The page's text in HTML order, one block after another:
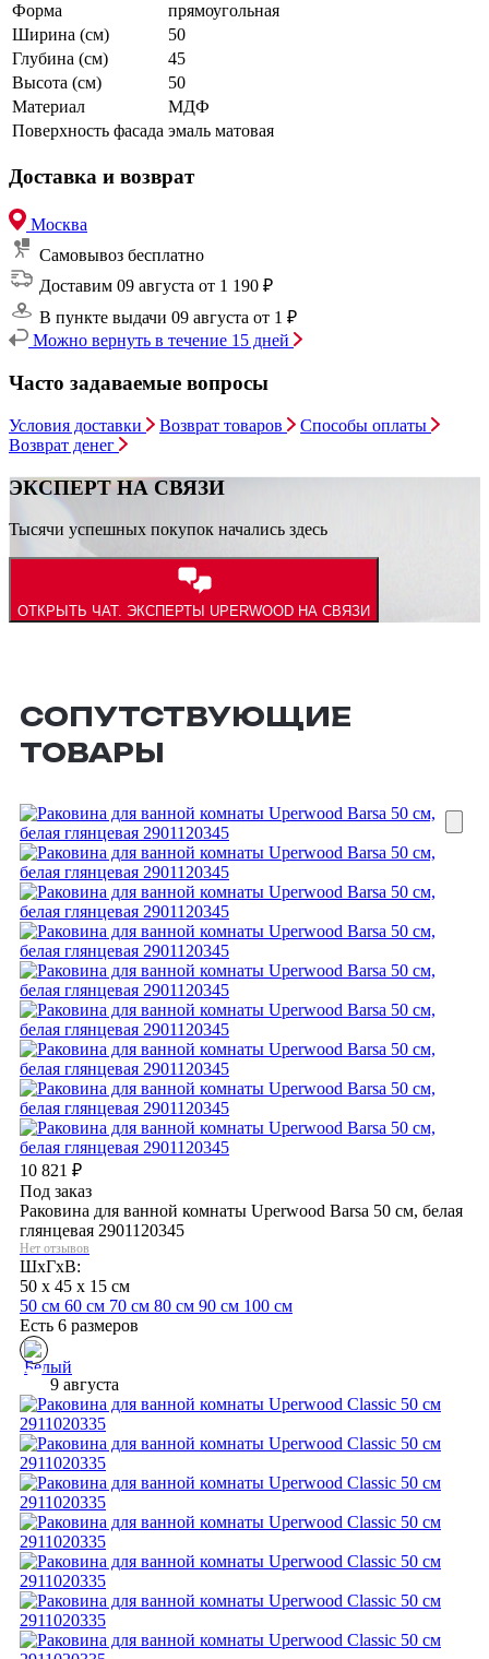
Форма
прямоугольная
Ширина (см)
50
Глубина (см)
45
Высота (см)
50
Материал
МДФ
Поверхность фасада эмаль матовая
Доставка и возврат
Москва
Самовывоз бесплатно
Доставим 09 августа от 1 190 ₽
В пункте выдачи 09 августа от 1 ₽
Можно вернуть в течение 15 дней
Часто задаваемые вопросы
Условия доставки Возврат товаров
Способы оплаты
Возврат денег
ЭКСПЕРТ НА СВЯЗИ
Тысячи успешных покупок начались здесь
ОТКРЫТЬ ЧАТ. ЭКСПЕРТЫ UPERWOOD НА СВЯЗИ
СОПУТСТВУЮЩИЕ
ТОВАРЫ
10 821 ₽
Под заказ
Раковина для ванной комнаты Uperwood Barsa 50 см, белая
глянцевая 2901120345
Нет отзывов
ШхГхВ:
50 x 45 x 15 см
50 см 60 см 70 см 80 см 90 см 100 см
Есть 6 размеров
9 августа